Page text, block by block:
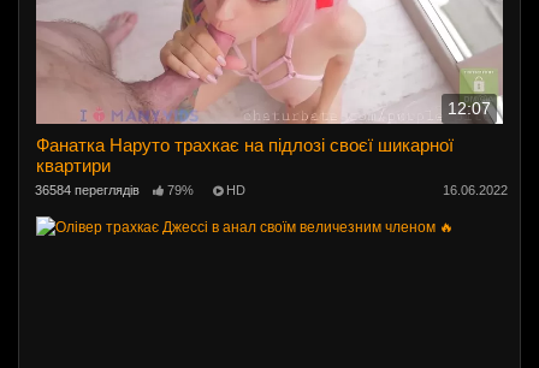
12:07
Фанатка Наруто трахкає на підлозі своєї шикарної
квартири
36584 переглядів 79% HD 16.06.2022